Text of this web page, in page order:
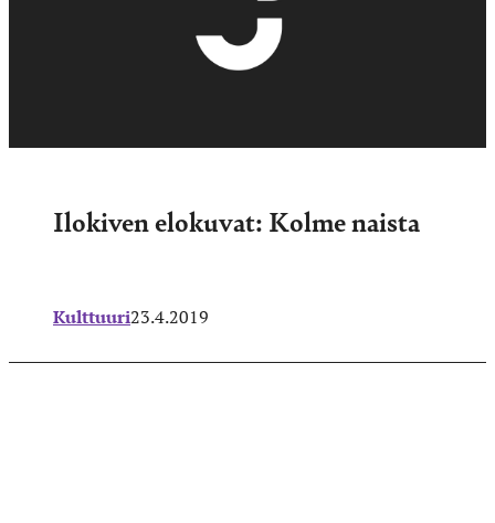
Ilokiven elokuvat: Kolme naista
Kulttuuri23.4.2019